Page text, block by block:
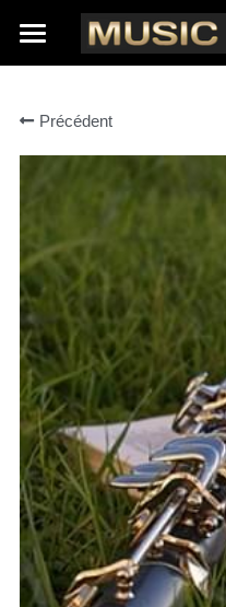
Nos marques
Précédent